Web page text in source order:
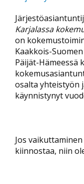
Karjalassa
on
Kaakkois-
Päijät-Hämeessä
osalta yhteistyön
käynnistynyt
Jos vaikuttaminen
kiinnostaa, niin